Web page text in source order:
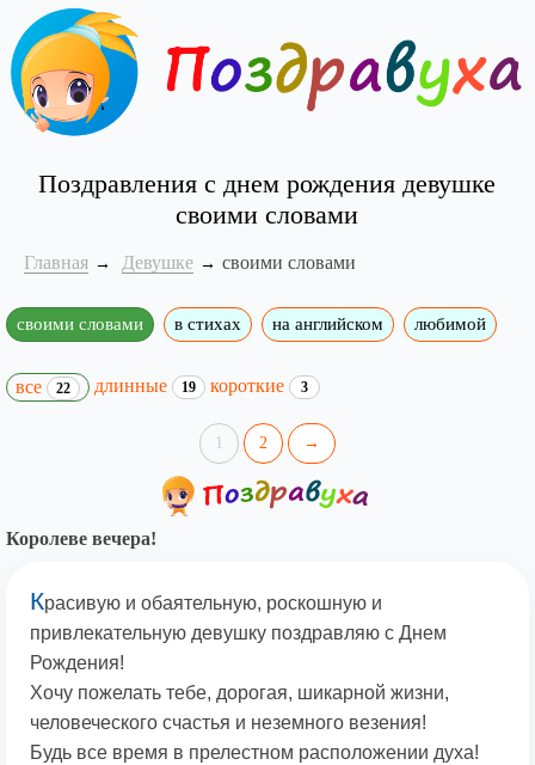
Поздравления с днем рождения девушке
своими словами
Главная Девушке своими словами
своими словами в стихах на английском любимой
все 22 длинные 19 короткие 3
1 2 →
Королеве вечера!
Красивую и обаятельную, роскошную и
привлекательную девушку поздравляю с Днем
Рождения!
Хочу пожелать тебе, дорогая, шикарной жизни,
человеческого счастья и неземного везения!
Будь все время в прелестном расположении духа!